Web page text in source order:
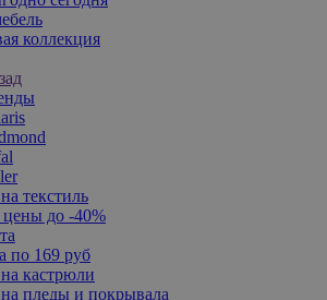
коллекция
текстиль
до -40%
по 169 руб
кастрюли
пледы и покрывала